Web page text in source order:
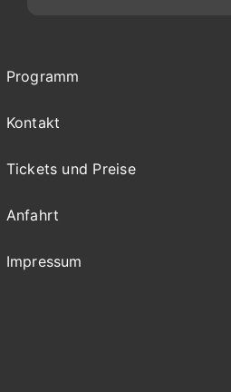
Programm
Kontakt
Tickets und Preise
Anfahrt
Impressum